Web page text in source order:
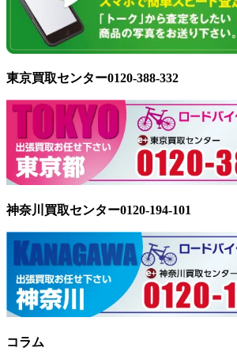
東京買取センター0120-388-332
神奈川買取センター0120-194-101
コラム